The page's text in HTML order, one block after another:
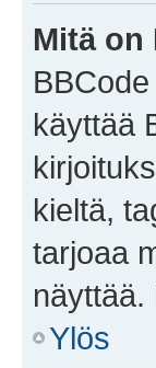
Mitä on
käyttää
kieltä,
tarjoaa
näyttää.
Ylös